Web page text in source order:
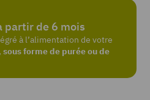
partir de 6 mois
à l’alimentation de votre
sous forme de purée ou de